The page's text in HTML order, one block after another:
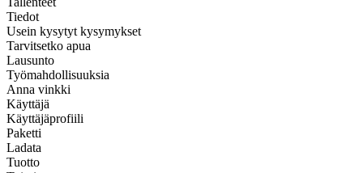
Tiedot
Usein kysytyt kysymykset
Tarvitsetko apua
Lausunto
Työmahdollisuuksia
Anna vinkki
Käyttäjä
Käyttäjäprofiili
Paketti
Ladata
Tuotto